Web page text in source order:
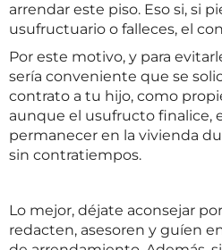
arrendar este piso. Eso si, si
usufructuario o falleces, el
Por este motivo, y para
sería conveniente que se
contrato a tu hijo, como
aunque el usufructo finalice,
permanecer en la vivienda
sin contratiempos.
Lo mejor, déjate aconsejar
redacten, asesoren y guíen